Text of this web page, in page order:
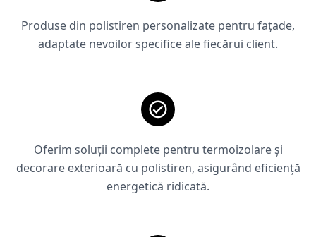
Produse din polistiren personalizate pentru fațade,
adaptate nevoilor specifice ale fiecărui client.
Oferim soluții complete pentru termoizolare și
decorare exterioară cu polistiren, asigurând eficiență
energetică ridicată.